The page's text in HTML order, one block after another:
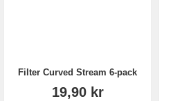
Filter Curved Stream 6-pack
19,90 kr